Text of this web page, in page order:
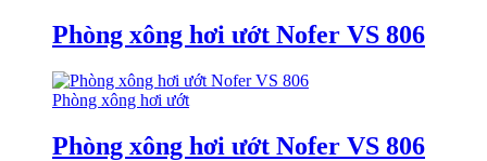
Phòng xông hơi ướt Nofer VS 806
Phòng xông hơi ướt
Phòng xông hơi ướt Nofer VS 806